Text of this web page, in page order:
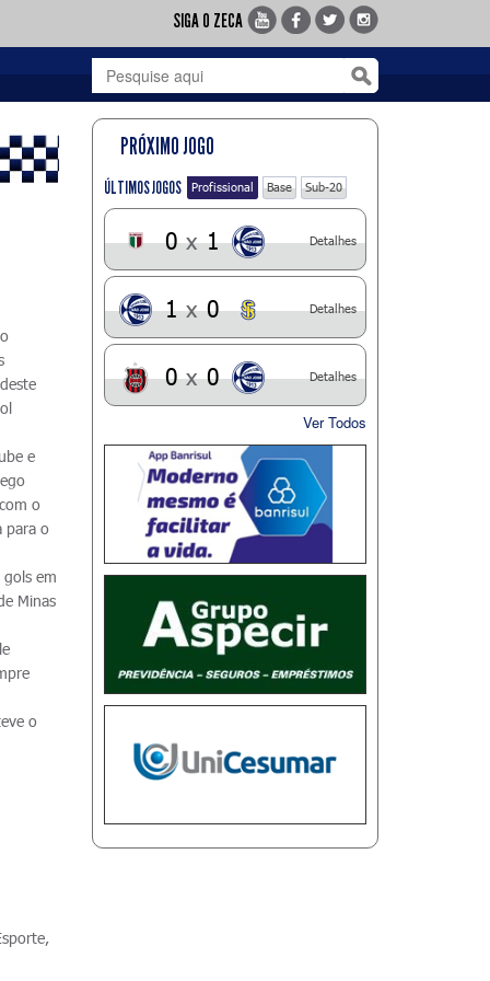
SIGA O ZECA
e
o
para o
em
Minas
o
PRÓXIMO JOGO
ÚLTIMOS JOGOS Profissional Base Sub-20
0 x 1 Detalhes
1 x 0 Detalhes
0 x 0 Detalhes
Ver Todos